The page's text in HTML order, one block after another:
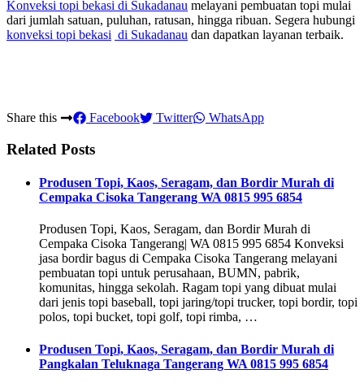
Konveksi topi bekasi di Sukadanau melayani pembuatan topi mulai
dari jumlah satuan, puluhan, ratusan, hingga ribuan. Segera hubungi
konveksi topi bekasi di Sukadanau dan dapatkan layanan terbaik.
Share this Facebook Twitter WhatsApp
Related Posts
Produsen Topi, Kaos, Seragam, dan Bordir Murah di
Cempaka Cisoka Tangerang WA 0815 995 6854
Produsen Topi, Kaos, Seragam, dan Bordir Murah di
Cempaka Cisoka Tangerang| WA 0815 995 6854 Konveksi
jasa bordir bagus di Cempaka Cisoka Tangerang melayani
pembuatan topi untuk perusahaan, BUMN, pabrik,
komunitas, hingga sekolah. Ragam topi yang dibuat mulai
dari jenis topi baseball, topi jaring/topi trucker, topi bordir, topi
polos, topi bucket, topi golf, topi rimba, …
Produsen Topi, Kaos, Seragam, dan Bordir Murah di
Pangkalan Teluknaga Tangerang WA 0815 995 6854